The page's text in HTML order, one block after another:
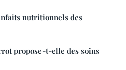
nutritionnels des
propose-t-elle des soins